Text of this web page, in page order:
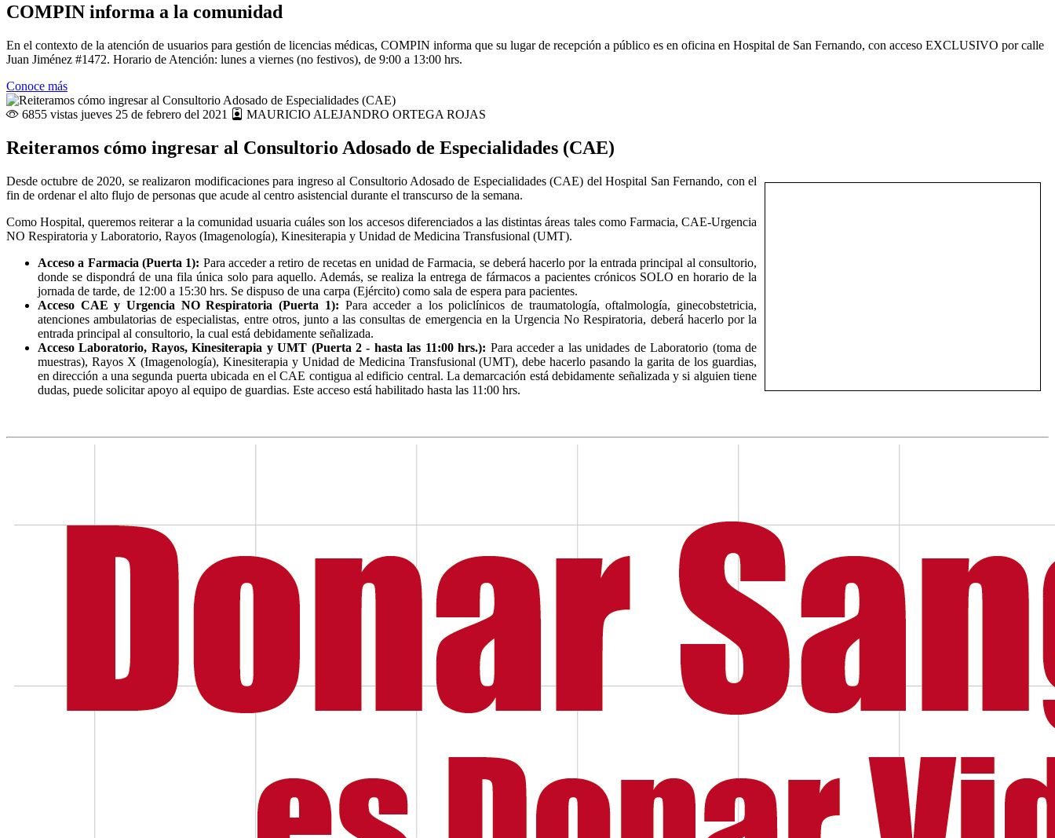
COMPIN informa a la comunidad
En el contexto de la atención de usuarios para gestión de licencias médicas, COMPIN informa que su lugar de recepción a público es en oficina en Hospital de San Fernando, con acceso EXCLUSIVO por calle
Juan Jiménez #1472. Horario de Atención: lunes a viernes (no festivos), de 9:00 a 13:00 hrs.
Conoce más
6855 vistas jueves 25 de febrero del 2021 MAURICIO ALEJANDRO ORTEGA ROJAS
Reiteramos cómo ingresar al Consultorio Adosado de Especialidades (CAE)
Desde octubre de 2020, se realizaron modificaciones para ingreso al Consultorio Adosado de Especialidades (CAE) del Hospital San Fernando, con el
fin de ordenar el alto flujo de personas que acude al centro asistencial durante el transcurso de la semana.
Como Hospital, queremos reiterar a la comunidad usuaria cuáles son los accesos diferenciados a las distintas áreas tales como Farmacia, CAE-Urgencia
NO Respiratoria y Laboratorio, Rayos (Imagenología), Kinesiterapia y Unidad de Medicina Transfusional (UMT).
Acceso a Farmacia (Puerta 1): Para acceder a retiro de recetas en unidad de Farmacia, se deberá hacerlo por la entrada principal al consultorio,
donde se dispondrá de una fila única solo para aquello. Además, se realiza la entrega de fármacos a pacientes crónicos SOLO en horario de la
jornada de tarde, de 12:00 a 15:30 hrs. Se dispuso de una carpa (Ejército) como sala de espera para pacientes.
Acceso CAE y Urgencia NO Respiratoria (Puerta 1): Para acceder a los policlínicos de traumatología, oftalmología, ginecobstetricia,
atenciones ambulatorias de especialistas, entre otros, junto a las consultas de emergencia en la Urgencia No Respiratoria, deberá hacerlo por la
entrada principal al consultorio, la cual está debidamente señalizada.
Acceso Laboratorio, Rayos, Kinesiterapia y UMT (Puerta 2 - hasta las 11:00 hrs.): Para acceder a las unidades de Laboratorio (toma de
muestras), Rayos X (Imagenología), Kinesiterapia y Unidad de Medicina Transfusional (UMT), debe hacerlo pasando la garita de los guardias,
en dirección a una segunda puerta ubicada en el CAE contigua al edificio central. La demarcación está debidamente señalizada y si alguien tiene
dudas, puede solicitar apoyo al equipo de guardias. Este acceso está habilitado hasta las 11:00 hrs.